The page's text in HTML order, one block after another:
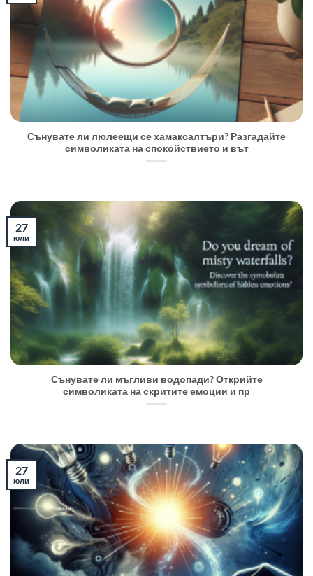
Сънувате ли люлеещи се хамаксалтъри? Разгадайте
символиката на спокойствието и вът
Сънувате ли мъгливи водопади? Открийте
символиката на скритите емоции и пр
27
юли
27
юли